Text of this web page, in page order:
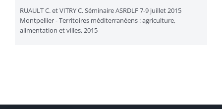
RUAULT C. et VITRY C. Séminaire ASRDLF 7-9 juillet 2015
Montpellier - Territoires méditerranéens : agriculture,
alimentation et villes, 2015